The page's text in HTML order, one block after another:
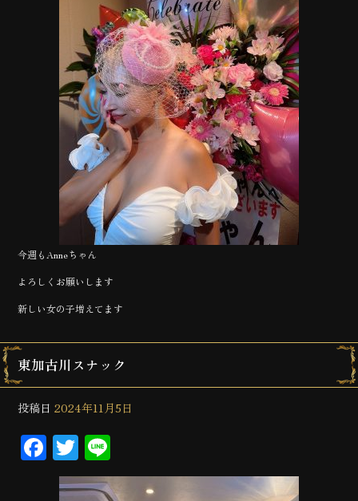
今週もAnneちゃん
よろしくお願いします
新しい女の子増えてます
東加古川スナック
投稿日 2024年11月5日
Facebook
Twitter